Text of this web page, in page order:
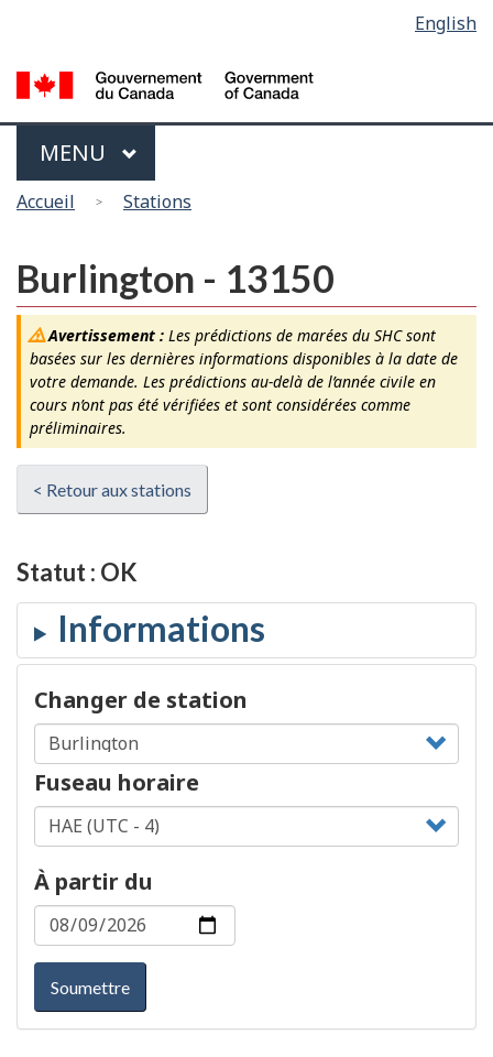
main
content
la
version
HTML
la
langue
English
Menu
MAIN
MENU
Vous
ici
Accueil Stations
Burlington - 13150
Avertissement :Les prédictions de marées du SHC sont
basées sur les dernières informations disponibles à la date de
votre demande. Les prédictions au-delà de l’année civile en
cours n’ont pas été vérifiées et sont considérées comme
préliminaires.
< Retour aux stations
Statut : OK
Changer de station
Fuseau horaire
À partir du
Soumettre